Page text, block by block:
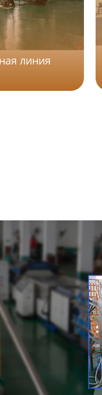
линия